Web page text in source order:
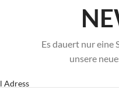
Es dauert nur eine
unsere
Adress